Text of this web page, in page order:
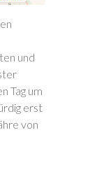
und
Tag um
erst
von